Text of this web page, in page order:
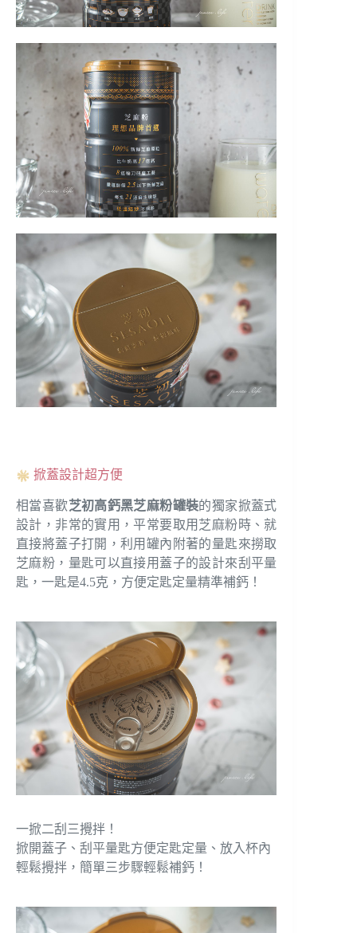
掀蓋設計超方便
相當喜歡芝初高鈣黑芝麻粉罐裝的獨家掀蓋式
設計，非常的實用，平常要取用芝麻粉時、就
直接將蓋子打開，利用罐內附著的量匙來撈取
芝麻粉，量匙可以直接用蓋子的設計來刮平量
匙，一匙是4.5克，方便定匙定量精準補鈣！
一掀二刮三攪拌！
掀開蓋子、刮平量匙方便定匙定量、放入杯內
輕鬆攪拌，簡單三步驟輕鬆補鈣！